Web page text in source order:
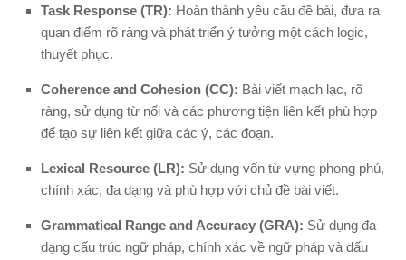
Task Response (TR): Hoàn thành yêu cầu đề bài, đưa ra
quan điểm rõ ràng và phát triển ý tưởng một cách logic,
thuyết phục.
Coherence and Cohesion (CC): Bài viết mạch lạc, rõ
ràng, sử dụng từ nối và các phương tiện liên kết phù hợp
để tạo sự liên kết giữa các ý, các đoạn.
Lexical Resource (LR): Sử dụng vốn từ vựng phong phú,
chính xác, đa dạng và phù hợp với chủ đề bài viết.
Grammatical Range and Accuracy (GRA): Sử dụng đa
dạng cấu trúc ngữ pháp, chính xác về ngữ pháp và dấu